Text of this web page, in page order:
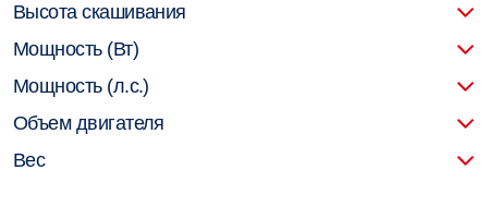
Высота скашивания
Мощность (Вт)
Мощность (л.с.)
Объем двигателя
Вес